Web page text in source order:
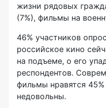
жизни рядовых
(7%), фильмы на
46% участников
российское кино
на подъеме, о его
респондентов.
фильмы нравятся
недовольны.